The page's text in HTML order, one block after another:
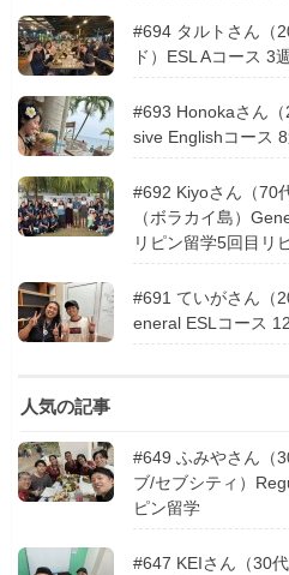
#694 タルトさん（
ド）ESL Aコース 3
#693 Honokaさん
sive Englishコース
#692 Kiyoさん（70
（ボラカイ島）
リピン留学5回目リ
#691 ていがさん（
eneral ESLコース
人気の記事
#649 ふみやさん（
ブ/セブシティ）
ピン留学
#647 KEIさん（30